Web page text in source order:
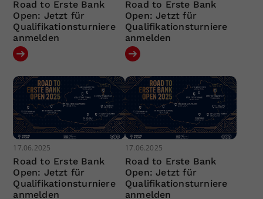
Road to Erste Bank
Open: Jetzt für
Qualifikationsturniere
anmelden
Road to Erste Bank
Open: Jetzt für
Qualifikationsturniere
anmelden
17.06.2025
Road to Erste Bank
Open: Jetzt für
Qualifikationsturniere
anmelden
17.06.2025
Road to Erste Bank
Open: Jetzt für
Qualifikationsturniere
anmelden